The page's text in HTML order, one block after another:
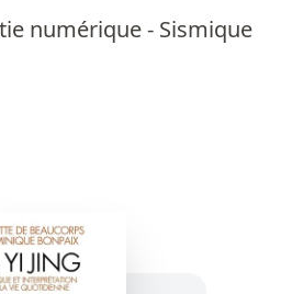
numérique - Sismique